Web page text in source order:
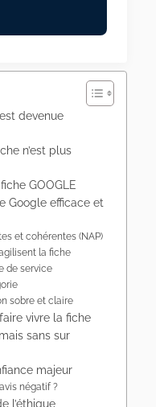
devenue
n’est plus
GOOGLE
Google efficace et
et cohérentes (NAP)
la fiche
de service
sobre et claire
vivre la fiche
sans sur
majeur
négatif ?
l’éthique